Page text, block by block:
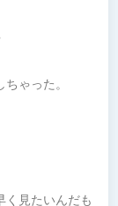
ゃった。
く見たいんだも